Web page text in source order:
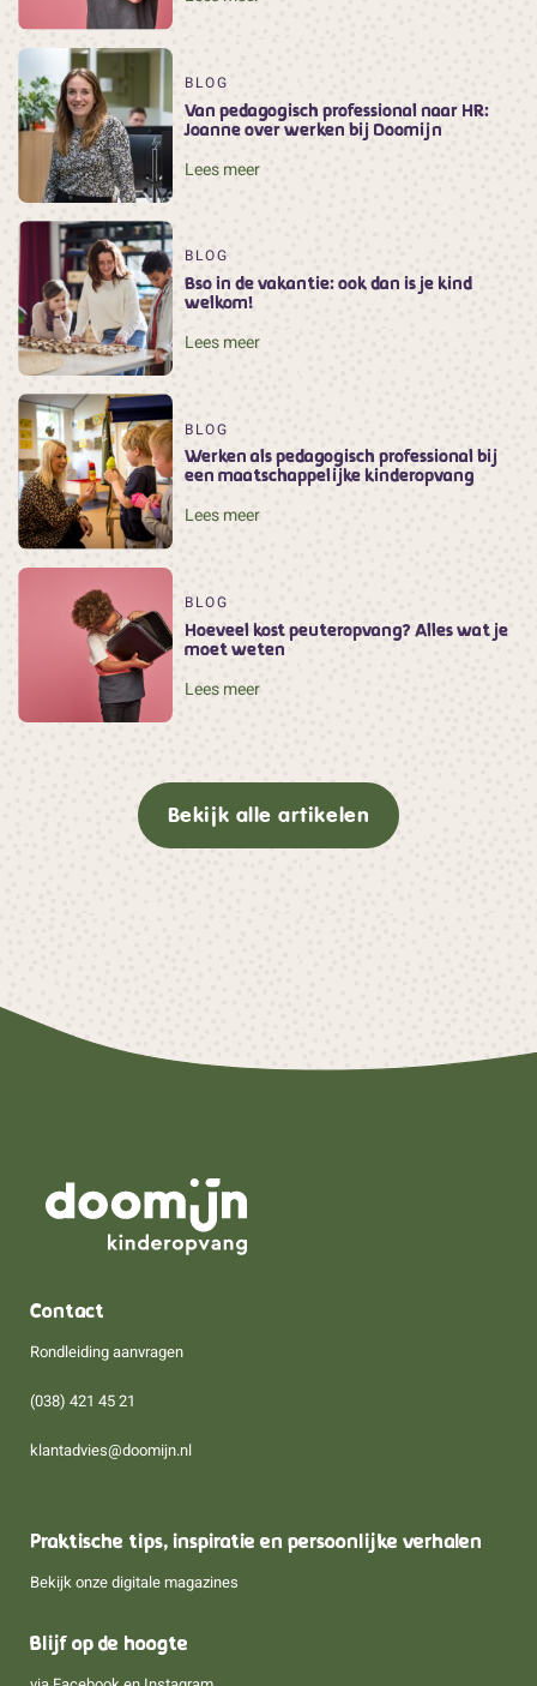
BLOG
Van pedagogisch professional naar HR:
Joanne over werken bij Doomijn
Lees meer
BLOG
Bso in de vakantie: ook dan is je kind
welkom!
Lees meer
BLOG
Werken als pedagogisch professional bij
een maatschappelijke kinderopvang
Lees meer
BLOG
Hoeveel kost peuteropvang? Alles wat je
moet weten
Lees meer
Bekijk alle artikelen
Contact
Rondleiding aanvragen
(038) 421 45 21
klantadvies@doomijn.nl
Praktische tips, inspiratie en persoonlijke verhalen
Bekijk onze digitale magazines
Blijf op de hoogte